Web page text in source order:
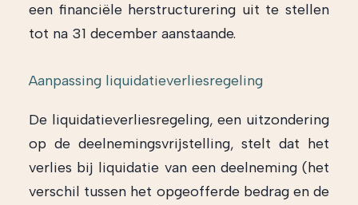
een financiële herstructurering uit te stellen
tot na 31 december aanstaande.
Aanpassing liquidatieverliesregeling
De liquidatieverliesregeling, een uitzondering
op de deelnemingsvrijstelling, stelt dat het
verlies bij liquidatie van een deelneming (het
verschil tussen het opgeofferde bedrag en de